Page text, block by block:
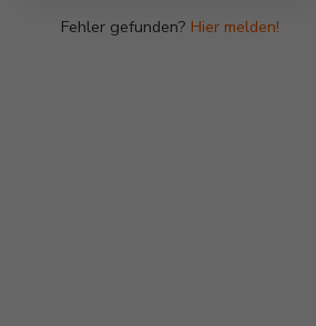
Fehler gefunden? Hier melden!